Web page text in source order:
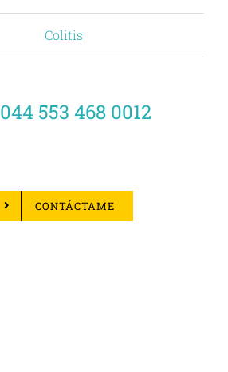
Colitis
044 553 468 0012
CONTÁCTAME